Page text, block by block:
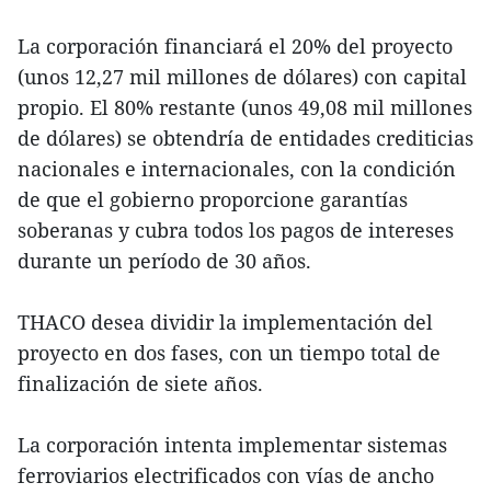
La corporación financiará el 20% del proyecto
(unos 12,27 mil millones de dólares) con capital
propio. El 80% restante (unos 49,08 mil millones
de dólares) se obtendría de entidades crediticias
nacionales e internacionales, con la condición
de que el gobierno proporcione garantías
soberanas y cubra todos los pagos de intereses
durante un período de 30 años.
THACO desea dividir la implementación del
proyecto en dos fases, con un tiempo total de
finalización de siete años.
La corporación intenta implementar sistemas
ferroviarios electrificados con vías de ancho